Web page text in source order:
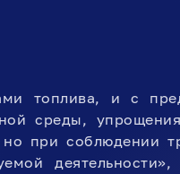
топлива, и с
среды,
при соблюдении